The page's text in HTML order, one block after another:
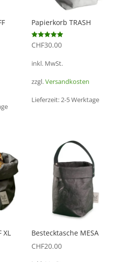
Papierkorb TRASH
Bewertet mit
5.00
CHF30.00
inkl. MwSt.
zzgl.Versandkosten
Lieferzeit:2-5 Werktage
XL
Bestecktasche MESA
CHF20.00